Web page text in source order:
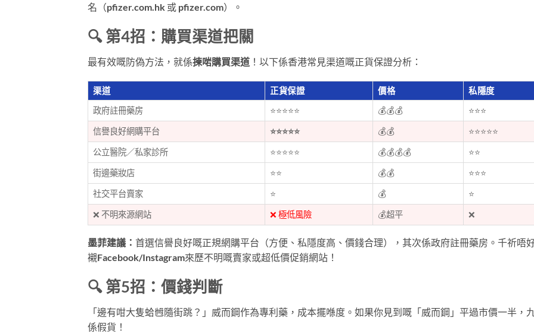
名（pfizer.com.hk 或 pfizer.com）。
🔍 第4招：購買渠道把關
最有效嘅防偽方法，就係揀啱購買渠道 ！以下係香港常見渠道嘅正貨保證分析：
渠道 正貨保證 價格
私隱度
政府註冊藥房
⭐⭐⭐⭐⭐ 💰💰💰 ⭐⭐⭐
信譽良好網購平台 ⭐⭐⭐⭐⭐ 💰💰 ⭐⭐⭐⭐⭐
公立醫院／私家診所 ⭐⭐⭐⭐⭐ 💰💰💰💰 ⭐⭐
街邊藥妝店 ⭐⭐ 💰💰 ⭐⭐⭐
社交平台賣家 ⭐ 💰 ⭐
❌ 不明來源網站 ❌ 極低風險 💰超平 ❌
墨菲建議： 首選信譽良好嘅正規網購平台（方便、私隱度高、價錢合理），其次係政府註冊藥房。千祈唔
襯Facebook/Instagram來歷不明嘅賣家或超低價促銷網站！
🔍 第5招：價錢判斷
「邊有咁大隻蛤乸隨街跳？」威而鋼作為專利藥，成本擺喺度。如果你見到嘅「威而鋼」平過市價一半，
係假貨！